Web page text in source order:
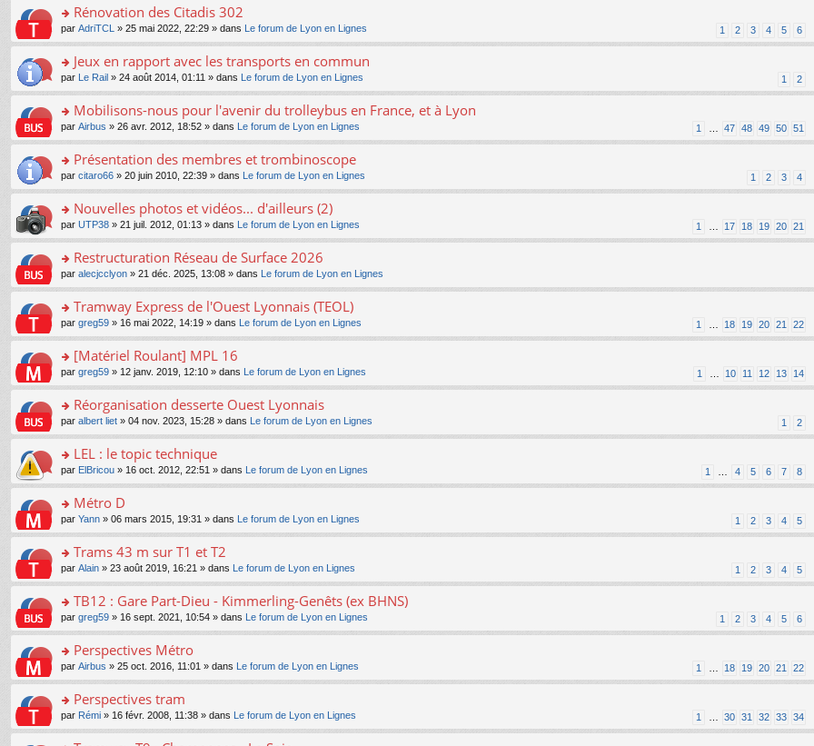
s
ult
er
le
m
e
s
a
g
e
n
n
le
pl
u
s
ré
c
e
nt
o
n
s
ult
er
le
m
e
s
a
g
e
n
n
le
pl
u
s
ré
c
e
nt
Rénovation des Citadis 302
1 2 3 4 5 6
par AdriTCL » 25 mai 2022, 22:29 » dans Le forum de Lyon en Lignes
o
n
s
ult
er
le
m
e
s
a
g
e
n
n
le
pl
u
s
ré
c
e
nt
Jeux en rapport avec les transports en commun
1 2
par Le Rail » 24 août 2014, 01:11 » dans Le forum de Lyon en Lignes
o
n
s
ult
er
le
m
e
s
a
g
e
n
n
le
pl
u
s
ré
c
e
nt
Mobilisons-nous pour l'avenir du trolleybus en France, et à Lyon
1 … 47 48 49 50 51
par Airbus » 26 avr. 2012, 18:52 » dans Le forum de Lyon en Lignes
o
n
s
ult
er
le
m
e
s
a
g
e
n
n
le
pl
u
s
ré
c
e
nt
Présentation des membres et trombinoscope
1 2 3 4
par citaro66 » 20 juin 2010, 22:39 » dans Le forum de Lyon en Lignes
o
n
s
ult
er
le
m
e
s
a
g
e
n
n
le
pl
u
s
ré
c
e
nt
Nouvelles photos et vidéos... d'ailleurs (2)
1 … 17 18 19 20 21
par UTP38 » 21 juil. 2012, 01:13 » dans Le forum de Lyon en Lignes
o
n
s
ult
er
le
m
e
s
a
g
e
n
n
le
pl
u
s
ré
c
e
nt
Restructuration Réseau de Surface 2026
par alecjcclyon » 21 déc. 2025, 13:08 » dans Le forum de Lyon en Lignes
o
n
s
ult
er
le
m
e
s
a
g
e
n
n
le
pl
u
s
ré
c
e
nt
Tramway Express de l'Ouest Lyonnais (TEOL)
1 … 18 19 20 21 22
par greg59 » 16 mai 2022, 14:19 » dans Le forum de Lyon en Lignes
o
n
s
ult
er
le
m
e
s
a
g
e
n
n
le
pl
u
s
ré
c
e
nt
[Matériel Roulant] MPL 16
1 … 10 11 12 13 14
par greg59 » 12 janv. 2019, 12:10 » dans Le forum de Lyon en Lignes
o
n
s
ult
er
le
m
e
s
a
g
e
n
n
le
pl
u
s
ré
c
e
Réorganisation desserte Ouest Lyonnais
1 2
par albert liet » 04 nov. 2023, 15:28 » dans Le forum de Lyon en Lignes
o
n
s
ult
er
le
m
e
s
a
g
e
n
n
le
pl
u
s
LEL : le topic technique
1 … 4 5 6 7 8
par ElBricou » 16 oct. 2012, 22:51 » dans Le forum de Lyon en Lignes
o
n
s
ult
er
le
m
e
s
a
g
e
n
n
Métro D
1 2 3 4 5
par Yann » 06 mars 2015, 19:31 » dans Le forum de Lyon en Lignes
o
n
s
ult
er
le
m
e
s
a
g
e
Trams 43 m sur T1 et T2
1 2 3 4 5
par Alain » 23 août 2019, 16:21 » dans Le forum de Lyon en Lignes
o
n
s
ult
er
le
m
e
s
TB12 : Gare Part-Dieu - Kimmerling-Genêts (ex BHNS)
1 2 3 4 5 6
par greg59 » 16 sept. 2021, 10:54 » dans Le forum de Lyon en Lignes
o
n
s
ult
er
le
Perspectives Métro
1 … 18 19 20 21 22
par Airbus » 25 oct. 2016, 11:01 » dans Le forum de Lyon en Lignes
o
n
s
Perspectives tram
1 … 30 31 32 33 34
par Rémi » 16 févr. 2008, 11:38 » dans Le forum de Lyon en Lignes